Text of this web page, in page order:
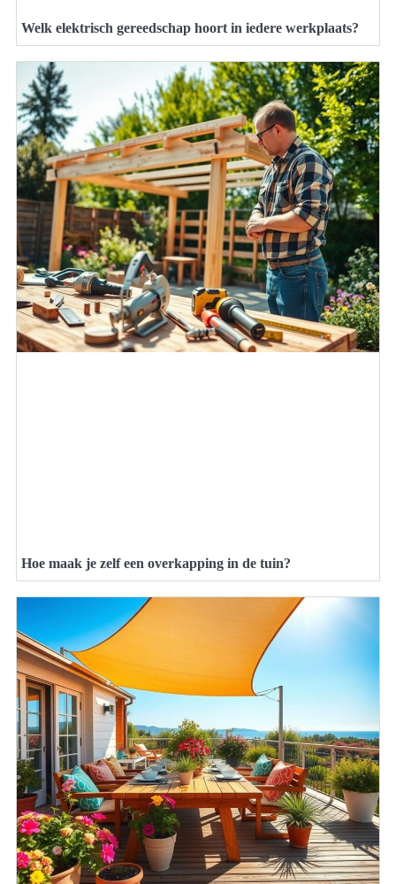
Welk elektrisch gereedschap hoort in iedere werkplaats?
Hoe maak je zelf een overkapping in de tuin?